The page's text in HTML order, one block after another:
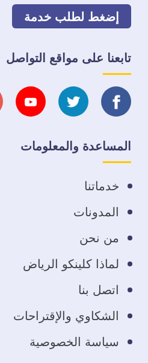
إضغط لطلب خدمة
تابعنا على مواقع التواصل
تابعنا
على
فيسبوك
تابعنا
على
تابعنا
المساعدة والمعلومات
خدماتنا
المدونات
من نحن
لماذا كلينكو الرياض
اتصل بنا
الشكاوي والإقتراحات
سياسة الخصوصية